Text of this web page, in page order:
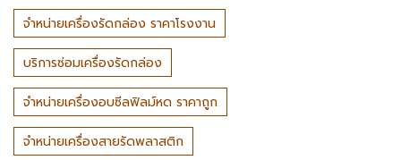
จำหน่ายเครื่องรัดกล่อง ราคาโรงงาน
บริการซ่อมเครื่องรัดกล่อง
จำหน่ายเครื่องอบซีลฟิลม์หด ราคาถูก
จำหน่ายเครื่องสายรัดพลาสติก